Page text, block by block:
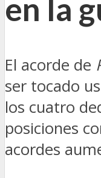
en la
El acorde de
ser tocado
los cuatro
posiciones
acordes